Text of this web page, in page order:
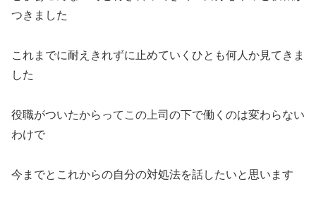
つきました
これまでに耐えきれずに止めていくひとも何人か見てきま
した
役職がついたからってこの上司の下で働くのは変わらない
わけで
今までとこれからの自分の対処法を話したいと思います